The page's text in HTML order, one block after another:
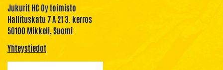
Jukurit HC Oy toimisto
Hallituskatu 7 A 21 3. kerros
50100 Mikkeli, Suomi
Yhteystiedot